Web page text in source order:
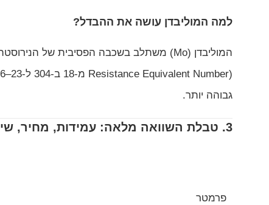
למה המוליבדן עושה את ההבדל?
גבוהה יותר.
3. טבלת השוואה מלאה: עמידות, מחיר, שימושים
פרמטר